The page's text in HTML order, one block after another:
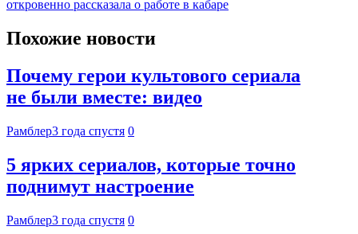
откровенно рассказала о работе в кабаре
Похожие новости
Почему герои культового сериала
не были вместе: видео
Рамблер3 года спустя 0
5 ярких сериалов, которые точно
поднимут настроение
Рамблер3 года спустя 0